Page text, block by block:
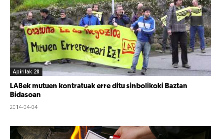
Apirilak 28
LABek mutuen kontratuak erre ditu sinbolikoki Baztan
Bidasoan
2014-04-04